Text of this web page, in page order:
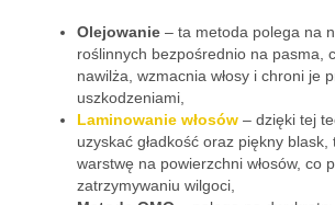
Olejowanie – ta metoda polega na
roślinnych bezpośrednio na pasma,
nawilża, wzmacnia włosy i chroni je
uszkodzeniami,
Laminowanie włosów – dzięki tej
uzyskać gładkość oraz piękny
warstwę na powierzchni włosów, co
zatrzymywaniu wilgoci,